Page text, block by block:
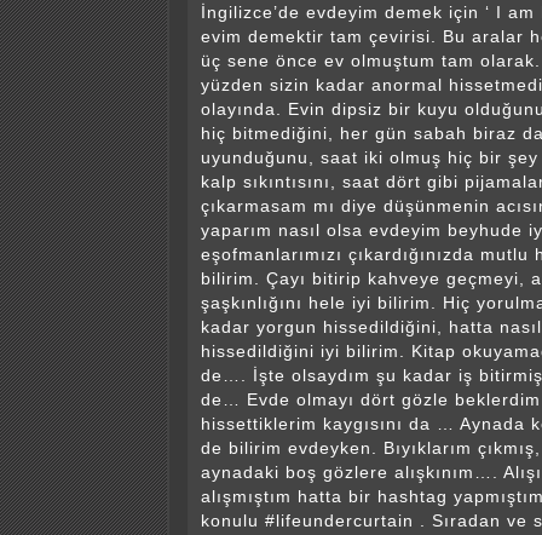
İngilizce’de evdeyim demek için ‘ I am
evim demektir tam çevirisi. Bu aralar
üç sene önce ev olmuştum tam olarak.
yüzden sizin kadar anormal
olayında. Evin dipsiz bir kuyu
hiç bitmediğini, her gün sabah biraz
uyunduğunu, saat iki olmuş hiç bir şey
kalp sıkıntısını, saat dört gibi
çıkarmasam mı diye düşünmenin
yaparım nasıl olsa evdeyim beyhude
eşofmanlarımızı çıkardığınızda
bilirim. Çayı bitirip kahveye geçmeyi,
şaşkınlığını hele iyi bilirim. Hiç
kadar yorgun hissedildiğini, hatta
hissedildiğini iyi bilirim. Kitap
de…. İşte olsaydım şu kadar iş
de… Evde olmayı dört gözle
hissettiklerim kaygısını da … Aynada
de bilirim evdeyken. Bıyıklarım
aynadaki boş gözlere alışkınım….
alışmıştım hatta bir hashtag
konulu #lifeundercurtain . Sıradan ve